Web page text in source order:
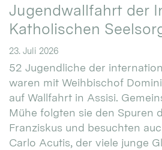
Jugendwallfahrt der
Katholischen
23. Juli 2026
52 Jugendliche der
waren mit Weihbischof
auf Wallfahrt in Assisi.
Mühe folgten sie den Spuren
Franziskus und besuchten
Carlo Acutis, der viele junge